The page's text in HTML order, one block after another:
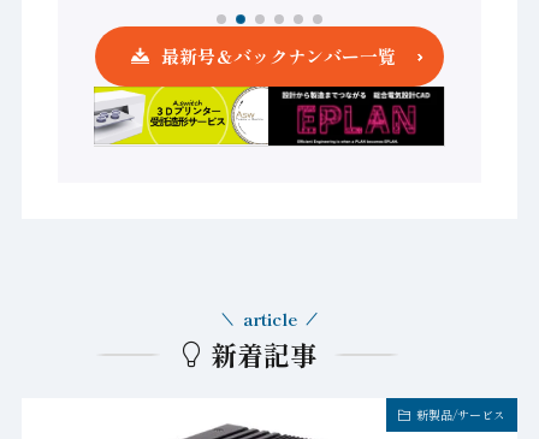
最新号＆バックナンバー一覧
新着記事
article
新製品/サービス